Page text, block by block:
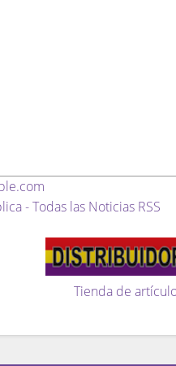
- Todas las Noticias RSS
Tienda de